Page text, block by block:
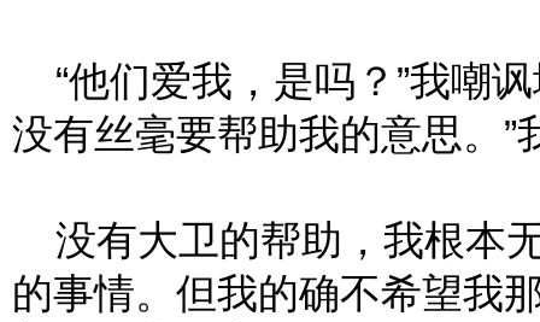
“他们爱我，是吗？”我嘲
没有丝毫要帮助我的意思。”
没有大卫的帮助，我根本
的事情。但我的确不希望我